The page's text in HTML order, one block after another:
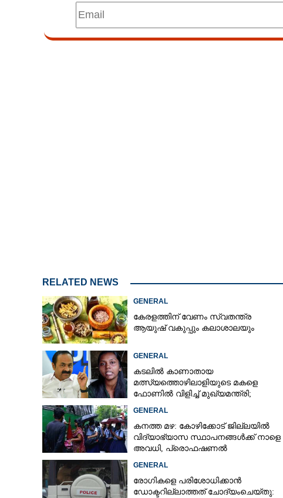
RELATED NEWS
GENERAL
കേരളത്തിന് വേണം സ്വതന്ത്ര
ആയുഷ് വകുപ്പും കലാശാലയും
GENERAL
കടലിൽ കാണാതായ
മത്സ്യത്തൊഴിലാളിയുടെ മകളെ
ഫോണിൽ വിളിച്ച് മുഖ്യമന്ത്രി;
GENERAL
കനത്ത മഴ: കോഴിക്കോട് ജില്ലയിൽ
വിദ്യാഭ്യാസ സ്ഥാപനങ്ങൾക്ക് നാളെ
അവധി,​ പ്രൊഫഷണൽ
GENERAL
രോഗികളെ പരിശോധിക്കാൻ
ഡോക്ടറില്ലാത്തത് ചോദ്യംചെയ്തു: